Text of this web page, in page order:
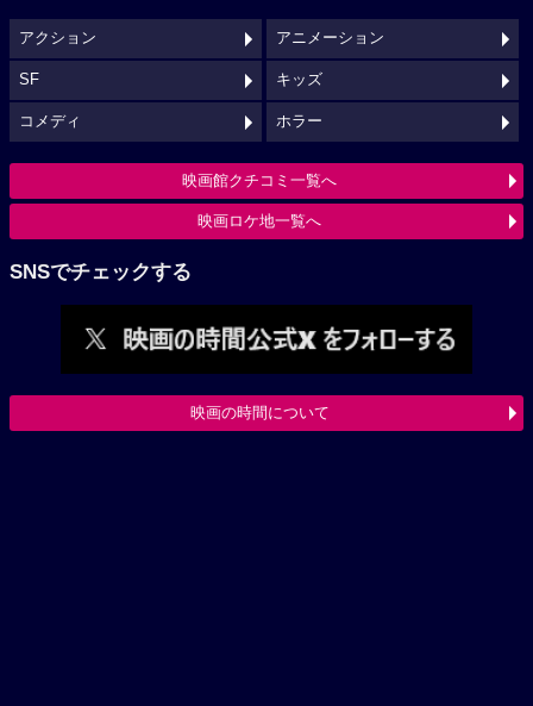
アクション アニメーション
SF キッズ
コメディ ホラー
映画館クチコミ一覧へ
映画ロケ地一覧へ
SNSでチェックする
映画の時間について